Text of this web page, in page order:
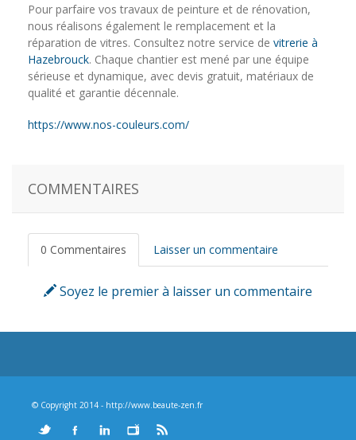
Pour parfaire vos travaux de peinture et de rénovation,
nous réalisons également le remplacement et la
réparation de vitres. Consultez notre service de vitrerie à
Hazebrouck. Chaque chantier est mené par une équipe
sérieuse et dynamique, avec devis gratuit, matériaux de
qualité et garantie décennale.
https://www.nos-couleurs.com/
COMMENTAIRES
0 Commentaires Laisser un commentaire
Soyez le premier à laisser un commentaire
© Copyright 2014 - http://www.beaute-zen.fr